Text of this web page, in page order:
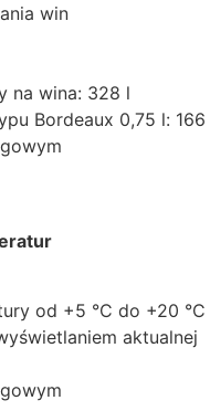
win
na wina: 328 l
Bordeaux 0,75 l: 166
od +5 °C do +20 °C
aktualnej